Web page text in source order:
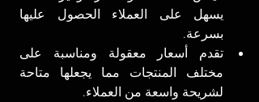
بسرعة.
لشريحة واسعة من العملاء.